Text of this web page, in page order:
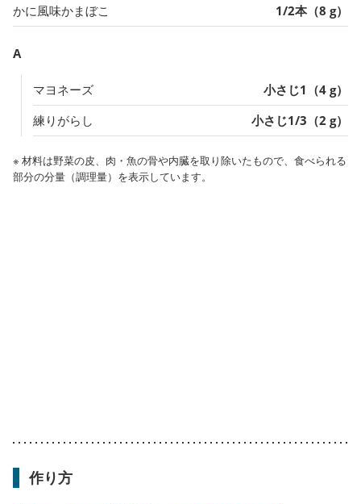
かに風味かまぼこ 1/2本（8 g）
A
マヨネーズ
小さじ1（4 g）
練りがらし
小さじ1/3（2 g）
※ 材料は野菜の皮、肉・魚の骨や内臓を取り除いたもので、食べられる
部分の分量（調理量）を表示しています。
作り方